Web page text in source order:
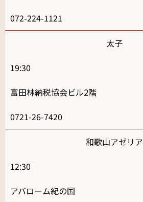
072-224-1121
太子
19:30
富田林納税協会ビル2階
0721-26-7420
和歌山アゼリア
12:30
アバローム紀の国